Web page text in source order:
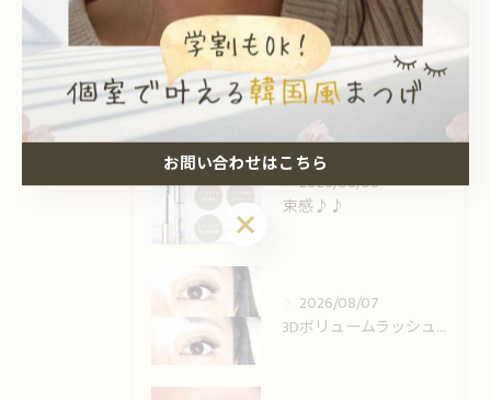
最近の投稿 Recent Posts
2026/08/08
束感♪♪
2026/08/07
3Dボリュームラッシュ🌟
お問い合わせはこちら
お問い合わせはこちら